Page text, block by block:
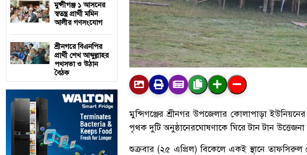
মুন্সীগঞ্জ ১ আসনের
স্বতন্ত্র প্রার্থী মমিন
আলীর গণসংযোগ
শ্রীনগরে বিএনপির
প্রার্থী শেখ আব্দুল্লাহর
পথসভা ও উঠান
বৈঠক
মুন্সিগঞ্জের শ্রীনগর উপজেলার কোলাপাড়া ইউনিয়নের
পৃথক দুটি অনুষ্ঠানেরঘোষণাকে ঘিরে টান টান উত্তেজনা
শুক্রবার (২৫ এপ্রিল)বিকেলে একই স্থানে তাফসিরুল